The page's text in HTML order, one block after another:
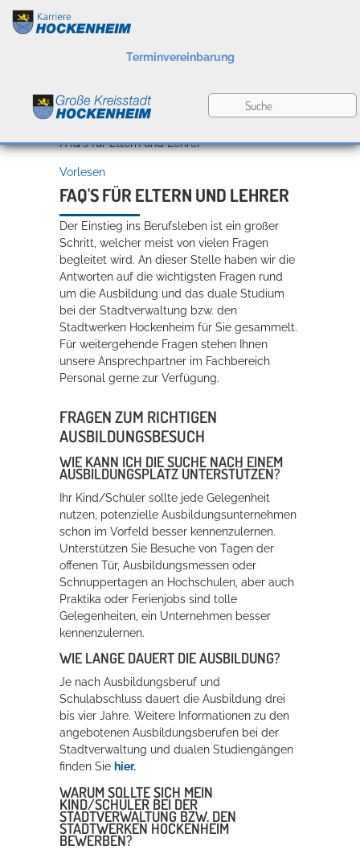
Berufsbilder
Ausbildung und
Praktika
O-Töne
Terminvereinbarung
Karriere in Hockenheim
Karriere in Hockenheim
Karriere in Hockenheim
FAQ's für Eltern und Lehrer
Vorlesen
FAQ'S FÜR ELTERN UND LEHRER
Der Einstieg ins Berufsleben ist ein großer
Schritt, welcher meist von vielen Fragen
begleitet wird. An dieser Stelle haben wir die
Antworten auf die wichtigsten Fragen rund
um die Ausbildung und das duale Studium
bei der Stadtverwaltung bzw. den
Stadtwerken Hockenheim für Sie gesammelt.
Für weitergehende Fragen stehen Ihnen
unsere Ansprechpartner im Fachbereich
Personal gerne zur Verfügung.
FRAGEN ZUM RICHTIGEN
AUSBILDUNGSBESUCH
WIE KANN ICH DIE SUCHE NACH EINEM
AUSBILDUNGSPLATZ UNTERSTÜTZEN?
Ihr Kind/Schüler sollte jede Gelegenheit
nutzen, potenzielle Ausbildungsunternehmen
schon im Vorfeld besser kennenzulernen.
Unterstützen Sie Besuche von Tagen der
offenen Tür, Ausbildungsmessen oder
Schnuppertagen an Hochschulen, aber auch
Praktika oder Ferienjobs sind tolle
Gelegenheiten, ein Unternehmen besser
kennenzulernen.
WIE LANGE DAUERT DIE AUSBILDUNG?
Je nach Ausbildungsberuf und
Schulabschluss dauert die Ausbildung drei
bis vier Jahre. Weitere Informationen zu den
angebotenen Ausbildungsberufen bei der
Stadtverwaltung und dualen Studiengängen
finden Sie hier.
WARUM SOLLTE SICH MEIN
KIND/SCHÜLER BEI DER
STADTVERWALTUNG BZW. DEN
STADTWERKEN HOCKENHEIM
BEWERBEN?